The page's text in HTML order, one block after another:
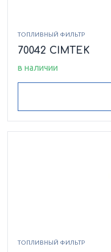
ТОПЛИВНЫЙ ФИЛЬТР
70042 CIMTEK
в наличии
ТОПЛИВНЫЙ ФИЛЬТР